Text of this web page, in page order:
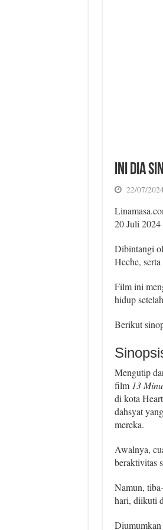
Ini Dia
22/07/
20 Juli
Dibintangi
Heche,
Film ini
hidup
Berikut
Mengutip
film 13
di kota
dahsyat
mereka.
Awalnya,
beraktivitas
Namun,
hari, diikuti
Diumumkan